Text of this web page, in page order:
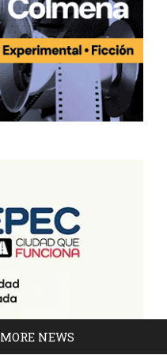
MORE NEWS